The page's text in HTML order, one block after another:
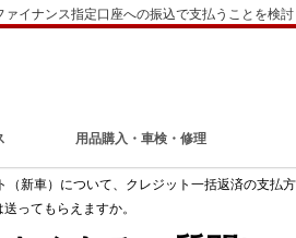
イナンス指定口座への振込で支払うことを検
用品購入・車検・修理
（新車）について、クレジット一括返済の支払
ってもらえますか。